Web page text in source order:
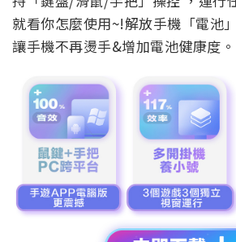
就看你怎麼使用~!解放手機「電池
讓手機不再燙手&增加電池健康度。